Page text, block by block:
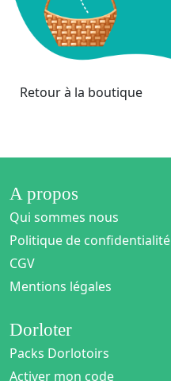
Retour à la boutique
A propos
Qui sommes nous
Politique de confidentialité
CGV
Mentions légales
Dorloter
Packs Dorlotoirs
Activer mon code